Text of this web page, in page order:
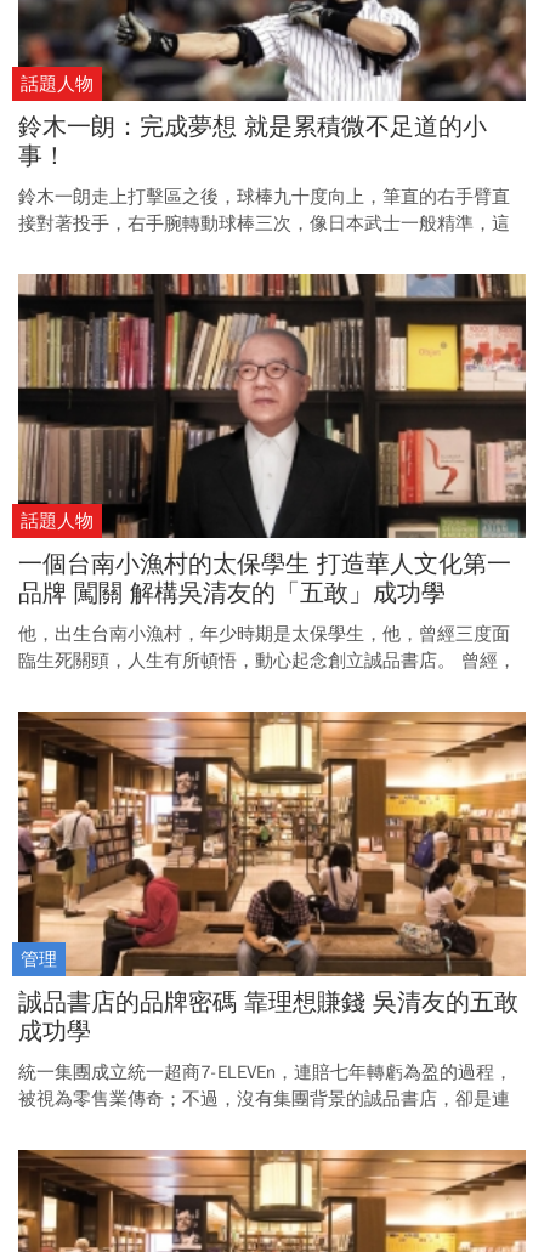
話題人物
鈴木一朗：完成夢想 就是累積微不足道的小
事！
鈴木一朗走上打擊區之後，球棒九十度向上，筆直的右手臂直
接對著投手，右手腕轉動球棒三次，像日本武士一般精準，這
到的？憑著苦練及自律，他還能再創高峰嗎？
話題人物
一個台南小漁村的太保學生 打造華人文化第一
品牌 闖關 解構吳清友的「五敢」成功學
他，出生台南小漁村，年少時期是太保學生，他，曾經三度面
臨生死關頭，人生有所頓悟，動心起念創立誠品書店。 曾經，
急會議，即使面臨逆境，仍堅持理想，闖過一道道人生關卡。
他如何從創業連賠15年，到成為台灣文創產業龍頭？
管理
誠品書店的品牌密碼 靠理想賺錢 吳清友的五敢
成功學
統一集團成立統一超商7-ELEVEn，連賠七年轉虧為盈的過程，
被視為零售業傳奇；不過，沒有集團背景的誠品書店，卻是連
打開賺錢大門的成功之鑰何在？